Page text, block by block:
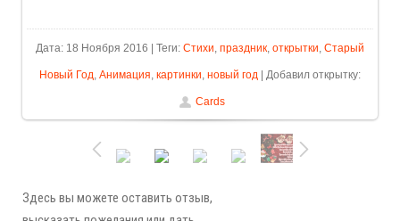
Дата: 18 Ноября 2016 | Теги: Стихи, праздник, открытки, Старый
Новый Год, Анимация, картинки, новый год | Добавил открытку:
Cards
Здесь вы можете оставить отзыв,